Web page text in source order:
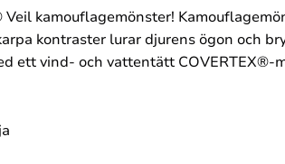
Veil kamouflagemönster!
kontraster lurar djurens ögon och
ett vind- och vattentätt COVERTEX®-